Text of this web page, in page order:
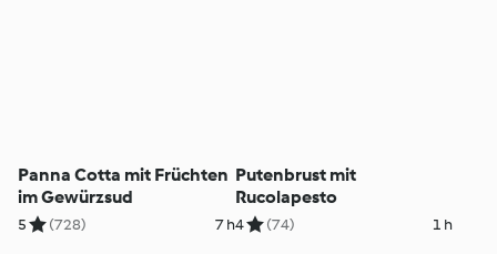
Panna Cotta mit Früchten
im Gewürzsud
5 (728) 7 h
Putenbrust mit
Rucolapesto
4 (74) 1 h